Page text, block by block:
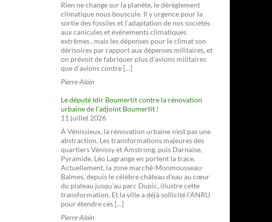
Rien ne change sur la planète, le dérèglement
climatique nous bouscule. Il y urgence pour la
sortie des fossiles et l'adaptation de nos sociétés
aux canicules et événements climatiques
extrêmes , mais les dépenses pour le climat son
dérisoires par rapport aux dépenses militaires, et
on prévoit de fabriquer plus d'avions militaires
que d'avions contre […]
Pierre-Alain
Le député Idir Boumertit contre la rénovation
urbaine de l'adjoint Boumertit !
11 juillet 2026
À Vénissieux, la rénovation urbaine n'est pas une
abstraction. Les transformations majeures des
quartiers Vénissy et Amstrong, puis Darnaise,
Pyramide, Léo Lagrange en portent la trace.
Actuellement, la zone marché-Monmousseau-
Balmes, depuis le célèbre château d'eau au cœur
du plateau jusqu'au parc Dupic, illustre cette
transformation. Et la ville a déjà sollicité l'ANRU
pour étendre ces […]
Pierre-Alain